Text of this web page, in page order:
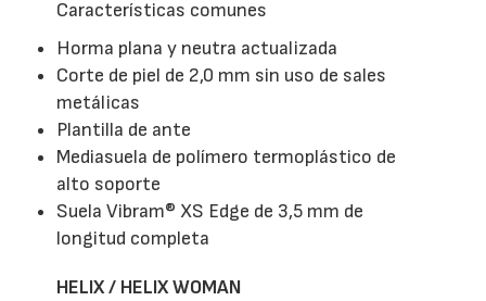
Características comunes
Horma plana y neutra actualizada
Corte de piel de 2,0 mm sin uso de sales
metálicas
Plantilla de ante
Mediasuela de polímero termoplástico de
alto soporte
Suela Vibram® XS Edge de 3,5 mm de
longitud completa
HELIX / HELIX WOMAN